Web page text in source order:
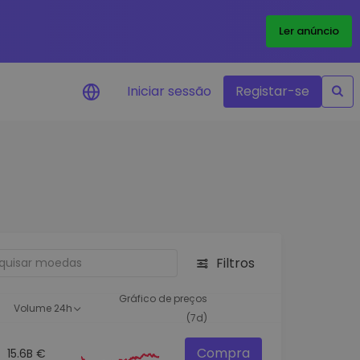
Ler anúncio
investimento
Ideias inteligentes para um
desempenho ótimo
Iniciar sessão Registar-se
Filtros
Volume 24h
Gráfico de preços
(7d)
15.6B € Compra